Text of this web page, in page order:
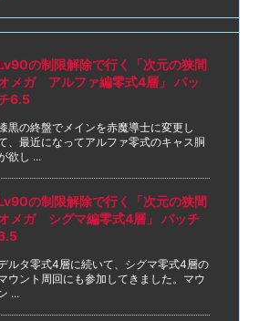
の制限解除で行く「次元の狭間
メガ アルファ編零式4層」 パッ
6.5
黒の終盤でメインを赤魔導士に変更し
、最近になってアルファ零式のキャス胴
欲し ...
の制限解除で行く「次元の狭間
メガ シグマ編零式4層」 パッチ
ルタ零式4層に続いて、シグマ零式4層の
ウント周回にも参加してきました。マウ
...